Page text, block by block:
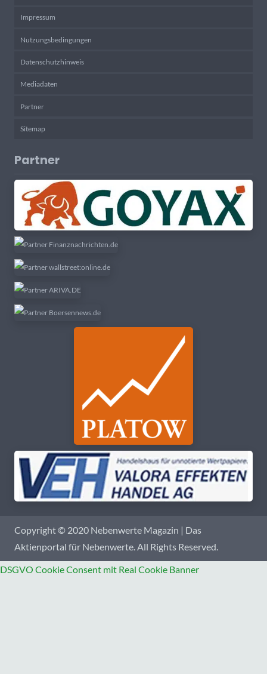
Impressum
Nutzungsbedingungen
Datenschutzhinweis
Mediadaten
Partner
Sitemap
Partner
Copyright © 2020 Nebenwerte Magazin | Das
Aktienportal für Nebenwerte. All Rights Reserved.
DSGVO Cookie Consent mit Real Cookie Banner